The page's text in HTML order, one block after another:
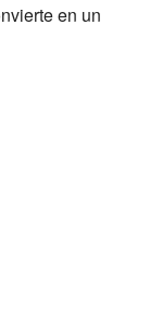
en un